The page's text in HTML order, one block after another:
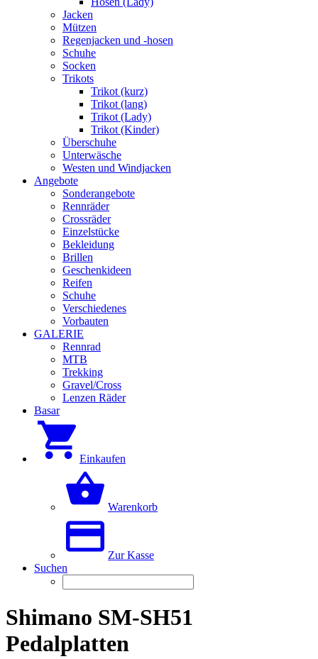
Jacken
Mützen
Regenjacken und -hosen
Schuhe
Socken
Trikots
Trikot (kurz)
Trikot (lang)
Trikot (Lady)
Trikot (Kinder)
Überschuhe
Unterwäsche
Westen und Windjacken
Angebote
Sonderangebote
Rennräder
Crossräder
Einzelstücke
Bekleidung
Brillen
Geschenkideen
Reifen
Schuhe
Verschiedenes
Vorbauten
GALERIE
Rennrad
MTB
Trekking
Gravel/Cross
Lenzen Räder
Basar
Einkaufen
Warenkorb
Zur Kasse
Suchen
Shimano SM-SH51
Pedalplatten